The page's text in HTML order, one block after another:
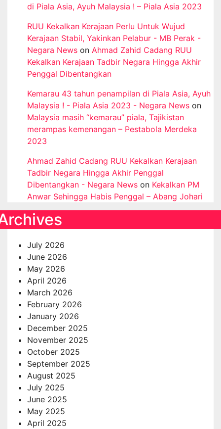
di Piala Asia, Ayuh Malaysia ! – Piala Asia 2023
RUU Kekalkan Kerajaan Perlu Untuk Wujud
Kerajaan Stabil, Yakinkan Pelabur - MB Perak -
Negara News on Ahmad Zahid Cadang RUU
Kekalkan Kerajaan Tadbir Negara Hingga Akhir
Penggal Dibentangkan
Kemarau 43 tahun penampilan di Piala Asia, Ayuh
Malaysia ! - Piala Asia 2023 - Negara News on
Malaysia masih “kemarau” piala, Tajikistan
merampas kemenangan – Pestabola Merdeka
2023
Ahmad Zahid Cadang RUU Kekalkan Kerajaan
Tadbir Negara Hingga Akhir Penggal
Dibentangkan - Negara News on Kekalkan PM
Anwar Sehingga Habis Penggal – Abang Johari
July 2026
June 2026
May 2026
April 2026
March 2026
February 2026
January 2026
December 2025
November 2025
October 2025
September 2025
August 2025
July 2025
June 2025
May 2025
April 2025